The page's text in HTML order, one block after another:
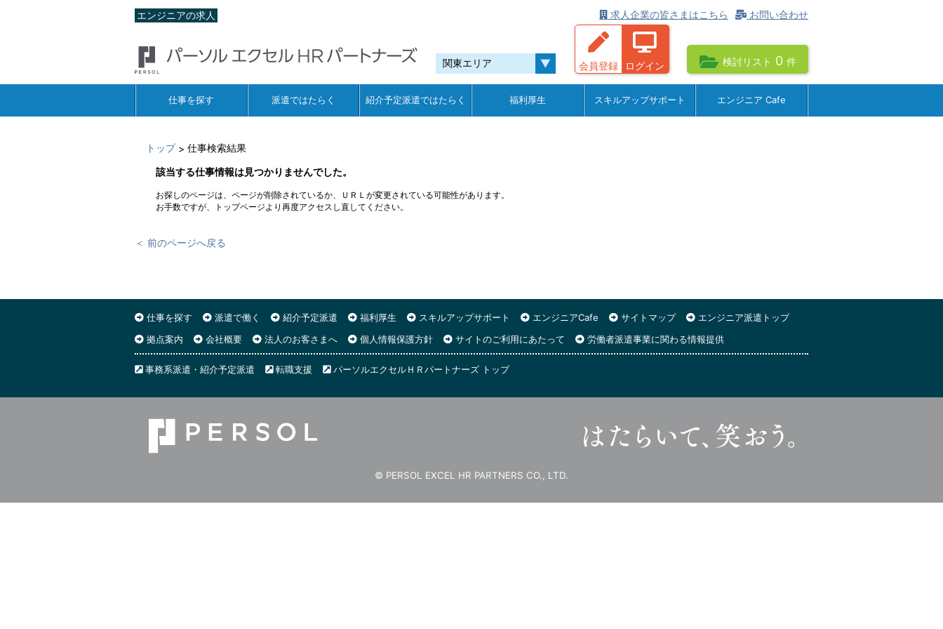
エンジニアの求人 お問い合わせ
求人企業の皆さまはこちら
会員登録 ログイン 検討リスト 0 件
仕事を探す 派遣ではたらく 紹介予定派遣ではたらく 福利厚生 スキルアップサポート エンジニア Cafe
トップ > 仕事検索結果
該当する仕事情報は見つかりませんでした。
お探しのページは、ページが削除されているか、ＵＲＬが変更されている可能性があります。
お手数ですが、トップページより再度アクセスし直してください。
＜ 前のページへ戻る
仕事を探す 派遣で働く 紹介予定派遣 福利厚生 スキルアップサポート エンジニアCafe サイトマップ
エンジニア派遣トップ
拠点案内
会社概要 法人のお客さまへ 個人情報保護方針 サイトのご利用にあたって 労働者派遣事業に関わる情報提供
事務系派遣・紹介予定派遣 転職支援 パーソルエクセルＨＲパートナーズ トップ
© PERSOL EXCEL HR PARTNERS CO., LTD.